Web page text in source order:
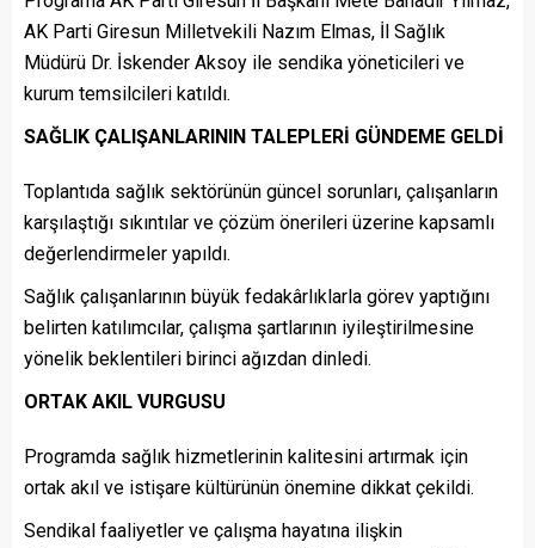
AK Parti Giresun Milletvekili Nazım Elmas, İl Sağlık
Müdürü Dr. İskender Aksoy ile sendika yöneticileri ve
kurum temsilcileri katıldı.
SAĞLIK ÇALIŞANLARININ TALEPLERİ GÜNDEME GELDİ
Toplantıda sağlık sektörünün güncel sorunları, çalışanların
karşılaştığı sıkıntılar ve çözüm önerileri üzerine kapsamlı
değerlendirmeler yapıldı.
Sağlık çalışanlarının büyük fedakârlıklarla görev yaptığını
belirten katılımcılar, çalışma şartlarının iyileştirilmesine
yönelik beklentileri birinci ağızdan dinledi.
ORTAK AKIL VURGUSU
Programda sağlık hizmetlerinin kalitesini artırmak için
ortak akıl ve istişare kültürünün önemine dikkat çekildi.
Sendikal faaliyetler ve çalışma hayatına ilişkin